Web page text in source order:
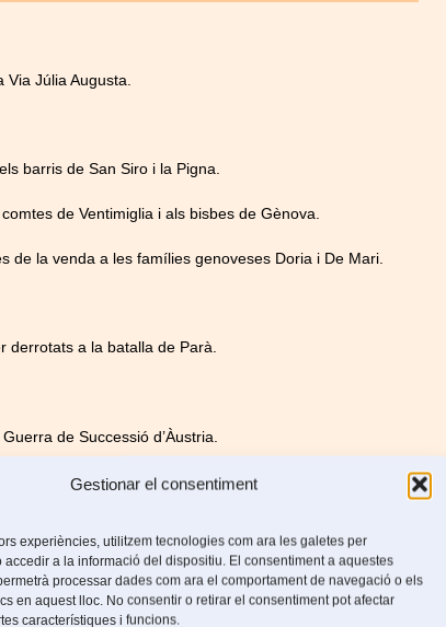
Gestionar el consentiment
experiències, utilitzem tecnologies com ara les galetes per
accedir a la informació del dispositiu. El consentiment a aquestes
processar dades com ara el comportament de navegació o els
en aquest lloc. No consentir o retirar el consentiment pot afectar
característiques i funcions.
Júlia Augusta.
barris de San Siro i la Pigna.
de Ventimiglia i als bisbes de Gènova.
de la venda a les famílies genoveses Doria i De Mari.
derrotats a la batalla de Parà.
de Successió d’Àustria.
repressió de la República genovesa.
regne de Sardenya.